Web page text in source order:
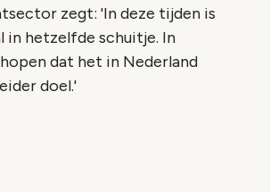
zegt: 'In deze tijden is
in hetzelfde schuitje. In
dat het in Nederland
doel.'